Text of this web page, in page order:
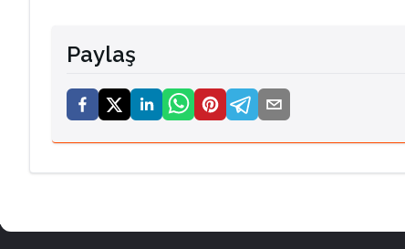
Paylaş